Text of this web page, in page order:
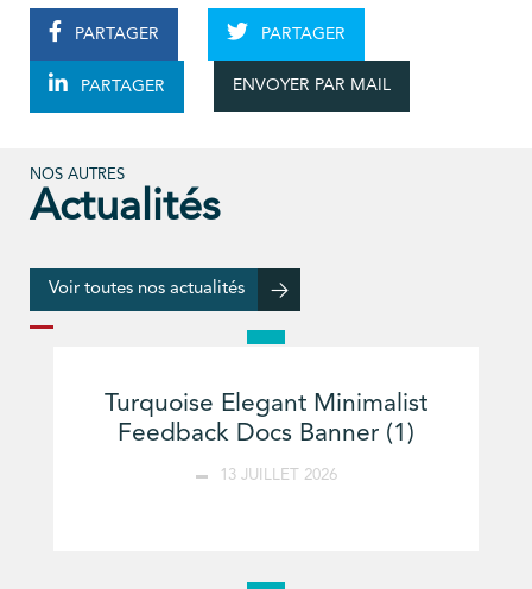
PARTAGER PARTAGER
PARTAGER ENVOYER PAR MAIL
NOS AUTRES
Actualités
Voir toutes nos actualités
Turquoise Elegant Minimalist
Feedback Docs Banner (1)
13 JUILLET 2026